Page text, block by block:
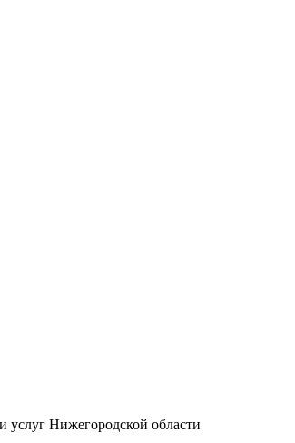
услуг Нижегородской области